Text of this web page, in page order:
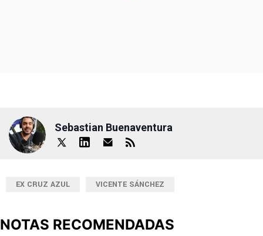
Sebastian Buenaventura
EX CRUZ AZUL VICENTE SÁNCHEZ
NOTAS RECOMENDADAS